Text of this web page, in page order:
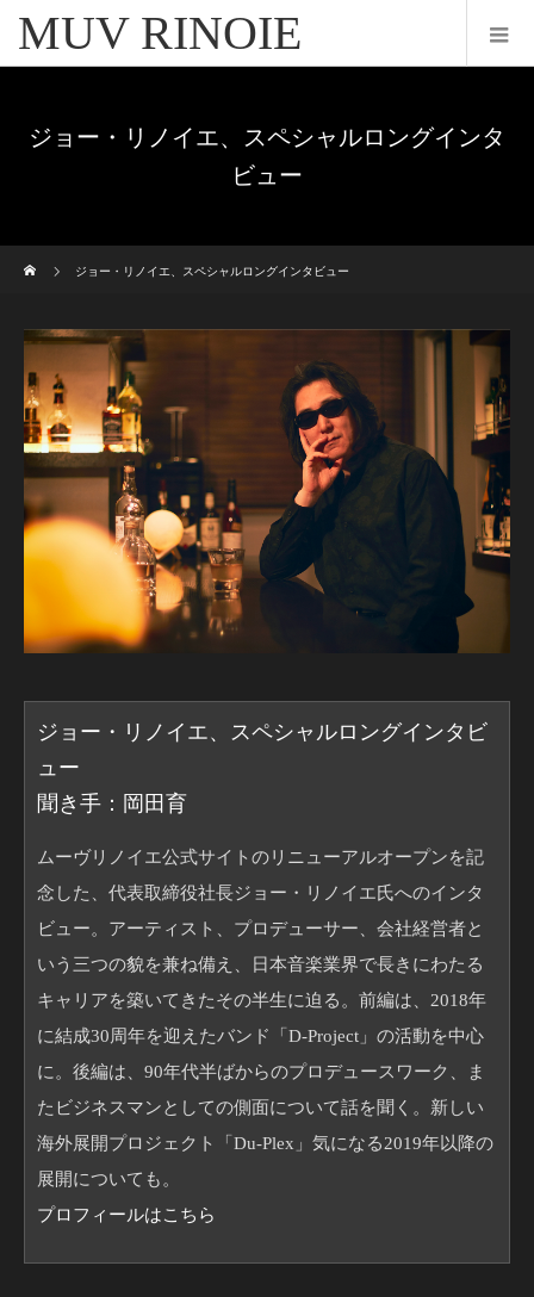
MUV RINOIE
ジョー・リノイエ、スペシャルロングインタ
ビュー
ジョー・リノイエ、スペシャルロングインタビュー
ジョー・リノイエ、スペシャルロングインタビ
ュー
聞き手：岡田育
ムーヴリノイエ公式サイトのリニューアルオープンを記
念した、代表取締役社長ジョー・リノイエ氏へのインタ
ビュー。アーティスト、プロデューサー、会社経営者と
いう三つの貌を兼ね備え、日本音楽業界で長きにわたる
キャリアを築いてきたその半生に迫る。前編は、2018年
に結成30周年を迎えたバンド「D-Project」の活動を中心
に。後編は、90年代半ばからのプロデュースワーク、ま
たビジネスマンとしての側面について話を聞く。新しい
海外展開プロジェクト「Du-Plex」気になる2019年以降の
展開についても。
プロフィールはこちら